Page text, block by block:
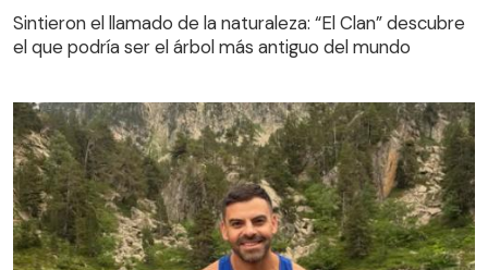
el que podría ser el árbol más antiguo del mundo
Sintieron el llamado de la naturaleza: “El Clan” descubre
el que podría ser el árbol más antiguo del mundo